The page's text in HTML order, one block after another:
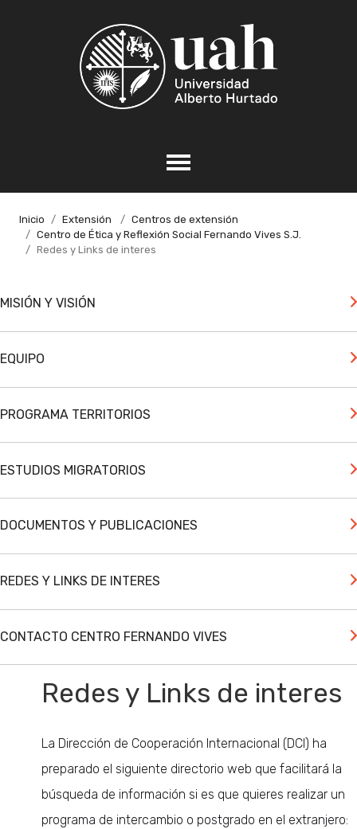
Inicio Extensión
Centros de extensión
Centro de Ética y Reflexión Social Fernando Vives S.J.
Redes y Links de interes
MISIÓN Y VISIÓN
EQUIPO
PROGRAMA TERRITORIOS
ESTUDIOS MIGRATORIOS
DOCUMENTOS Y PUBLICACIONES
REDES Y LINKS DE INTERES
CONTACTO CENTRO FERNANDO VIVES
Redes y Links de interes
La Dirección de Cooperación Internacional (DCI) ha
preparado el siguiente directorio web que facilitará la
búsqueda de información si es que quieres realizar un
programa de intercambio o postgrado en el extranjero: